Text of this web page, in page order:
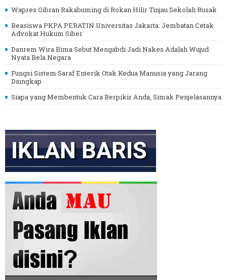
Wapres Gibran Rakabuming di Rokan Hilir Tinjau Sekolah Rusak
Beasiswa PKPA PERATIN Universitas Jakarta: Jembatan Cetak
Advokat Hukum Siber
Danrem Wira Bima Sebut Mengabdi Jadi Nakes Adalah Wujud
Nyata Bela Negara
Fungsi Sistem Saraf Enterik Otak Kedua Manusia yang Jarang
Diungkap
Siapa yang Membentuk Cara Berpikir Anda, Simak Penjelasannya